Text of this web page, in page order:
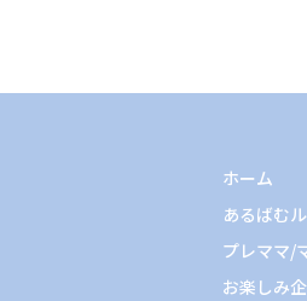
ホーム
あるばむ
プレママ/
お楽しみ